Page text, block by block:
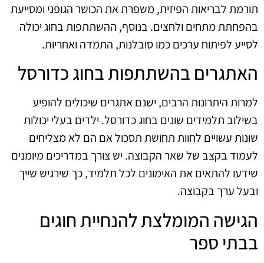
תורמת לבריאות הפיזית, משפרת את הכושר הגופני ומסייעת
בהפחתת מתחים ולחצים. בנוסף, ההשתתפות בחוג יכולה
לסייע לפיתוח ערכים כמו סובלנות, התמדה ואחריות.
האתגרים בהשתתפות בחוג כדורסל
למרות היתרונות הרבים, ישנם אתגרים שיכולים להופיע
בשילוב תלמידים שונים בחוג כדורסל. ילדים בעלי יכולות
שונות עשויים לחוות תחושת תסכול אם הם לא מצליחים
לעמוד בקצב של שאר הקבוצה. יש צורך במדריכים מיומנים
שידעו להתאים את האימונים לכל תלמיד, כך שירגיש שייך
ובעל ערך בקבוצה.
הגישה המומלצת להנחיית חוגים
בבתי ספר